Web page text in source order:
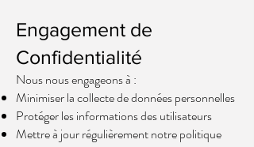
Engagement de
Confidentialité
Nous nous engageons à :
Minimiser la collecte de données personnelles
Protéger les informations des utilisateurs
Mettre à jour régulièrement notre politique